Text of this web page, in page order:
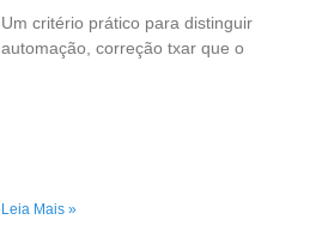
Um critério prático para distinguir
automação, correção txar que o
Leia Mais »